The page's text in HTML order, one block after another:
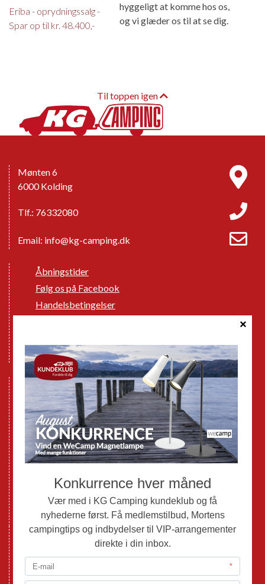
Eriba - oprydningssalg -
Spar op til kr. 48.400,-
hyggeligt at komme hos os,
og vi glæder os til at se dig.
Til toppen igen
Mønten 6
6000 Kolding
Tlf.: 76332080
Email: info@kg-camping.dk
Åbningstider
Følg os på Facebook
Handelsbetingelser
GPDR - Optagelse af foto og video
Nye Campingvogne
Nye Autocampere og Vans
Brugte Campingvogne
Brugte Autocampere og Vans
Webshop
Mortens Campingtips
KG Camping Kundeklub
Nyheder
Adria
Adria Autocampere